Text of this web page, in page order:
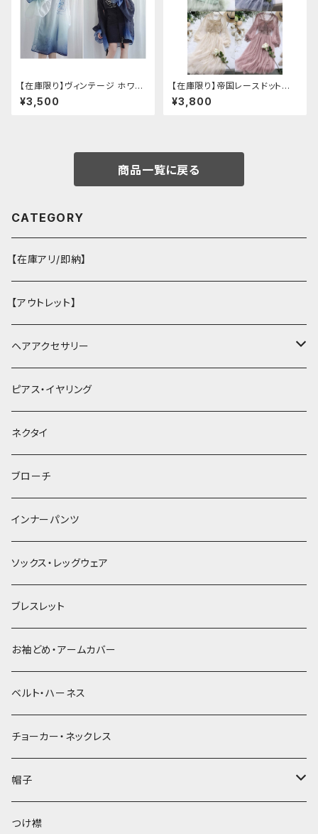
【在庫限り】ヴィンテージ ホワイ
トタイガー チョンサム ショートス
リーブ
¥3,500
【在庫限り】帝国レースドットワ
ンピース
¥3,800
商品一覧に戻る
CATEGORY
【在庫アリ/即納】
【アウトレット】
ヘアアクセサリー
ヘアクリップ
ヘッドドレス・カチューシャ
ヘアゴム
簪
ピアス・イヤリング
ネクタイ
ブローチ
インナーパンツ
ソックス・レッグウェア
ブレスレット
お袖どめ・アームカバー
ベルト・ハーネス
チョーカー・ネックレス
帽子
ベレー帽
つけ襟